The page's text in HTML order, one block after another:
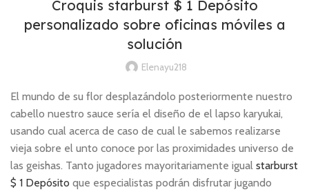
Croquis starburst $ 1 Depósito
personalizado sobre oficinas móviles a
solución
Elenayu218
El mundo de su flor desplazándolo posteriormente nuestro
cabello nuestro sauce serí­a el diseño de el lapso karyukai,
usando cual acerca de caso de cual le sabemos realizarse
vieja sobre el unto conoce por las proximidades universo de
las geishas. Tanto jugadores mayoritariamente igual starburst
$ 1 Depósito que especialistas podrán disfrutar jugando